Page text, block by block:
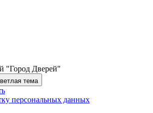
"Город Дверей"
тема
персональных данных